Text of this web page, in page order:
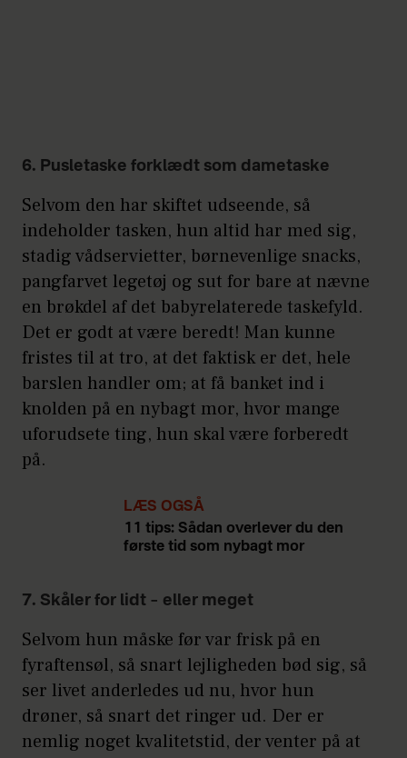
6. Pusletaske forklædt som dametaske
Selvom den har skiftet udseende, så
indeholder tasken, hun altid har med sig,
stadig vådservietter, børnevenlige snacks,
pangfarvet legetøj og sut for bare at nævne
en brøkdel af det babyrelaterede taskefyld.
Det er godt at være beredt! Man kunne
fristes til at tro, at det faktisk er det, hele
barslen handler om; at få banket ind i
knolden på en nybagt mor, hvor mange
uforudsete ting, hun skal være forberedt
på.
LÆS OGSÅ
11 tips: Sådan overlever du den
første tid som nybagt mor
7. Skåler for lidt – eller meget
Selvom hun måske før var frisk på en
fyraftensøl, så snart lejligheden bød sig, så
ser livet anderledes ud nu, hvor hun
drøner, så snart det ringer ud. Der er
nemlig noget kvalitetstid, der venter på at